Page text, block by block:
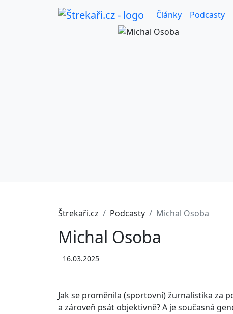
Články Podcasty
Štrekaři.cz Podcasty Michal Osoba
Michal Osoba
16.03.2025
Jak se proměnila (sportovní) žurnalistika za
a zároveň psát objektivně? A je současná